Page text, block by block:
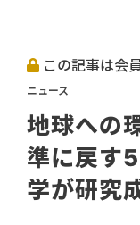
この記事は会
ニュース
地球への
準に戻す
学が研究